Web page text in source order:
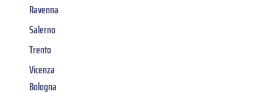
Ravenna
Salerno
Trento
Vicenza
Bologna